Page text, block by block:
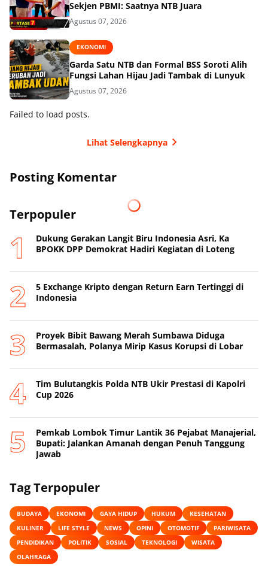
Sekjen PBMI: Saatnya NTB Juara
Agustus 07, 2026
EKONOMI
Garda Satu NTB dan Formal BSS Soroti Alih
Fungsi Lahan Hijau Jadi Tambak di Lunyuk
Agustus 07, 2026
Failed to load posts.
Lihat Selengkapnya
Posting Komentar
Terpopuler
Dukung Gerakan Langit Biru Indonesia Asri, Ka
BPOKK DPP Demokrat Hadiri Kegiatan di Loteng
5 Exchange Kripto dengan Return Earn Tertinggi di
Indonesia
Proyek Bibit Bawang Merah Sumbawa Diduga
Bermasalah, Polanya Mirip Kasus Korupsi di Lobar
Tim Bulutangkis Polda NTB Ukir Prestasi di Kapolri
Cup 2026
Pemkab Lombok Timur Lantik 36 Pejabat Manajerial,
Bupati: Jalankan Amanah dengan Penuh Tanggung
Jawab
Tag Terpopuler
BUDAYA EKONOMI GAYA HIDUP HUKUM
KESEHATAN
KULINER
LIFE STYLE NEWS OPINI OTOMOTIF
PARIWISATA
PENDIDIKAN
POLITIK SOSIAL TEKNOLOGI
WISATA
OLAHRAGA